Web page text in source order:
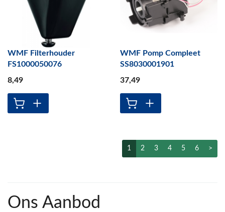
WMF Filterhouder
FS1000050076
8,49
WMF Pomp Compleet
SS8030001901
37,49
1 2 3 4 5 6 >
Ons Aanbod